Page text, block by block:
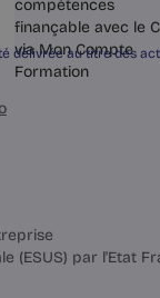
délivrée au titre des
(ESUS) par l'Etat